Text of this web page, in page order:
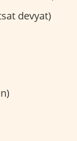
devyat)